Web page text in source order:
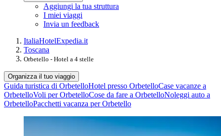
Aggiungi la tua struttura
I miei viaggi
Invia un feedback
ItaliaHotelExpedia.it
Toscana
Orbetello - Hotel a 4 stelle
Organizza il tuo viaggio
Guida turistica di OrbetelloHotel presso OrbetelloCase vacanze a
OrbetelloVoli per OrbetelloCose da fare a OrbetelloNoleggi auto a
OrbetelloPacchetti vacanza per Orbetello